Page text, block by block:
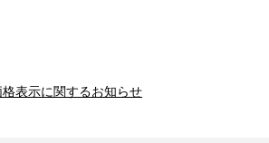
格表示に関するお知らせ